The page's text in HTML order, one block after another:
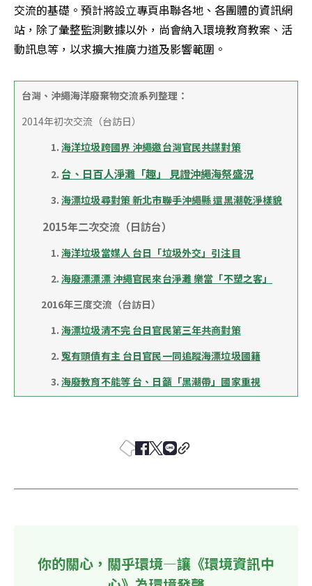
交流的基礎。預計將設立專頁串聯各地、各團體的資訊網
站，除了彙整監測數據以外，尚會納入環境教育教案、活
動訊息等，以求擴大推廣力道及影響範圍。
台灣、沖繩海洋廢棄物交流系列整理：
2014年初次交流（台訪日）
1. 海洋垃圾跨國界 沖繩邀台灣官民共謀對策
2. 台、日百人淨灘「趣」 見證沖繩海祭盛況
3. 海漂垃圾尋對策 新北市聯手沖繩縣 還黑潮乾淨樣貌
2015年二次交流（日訪台）
1. 海洋垃圾當媒人 台日「垃圾外交」引注目
2. 海廢漂漂漂 沖繩官民來台淨灘 樂當「不塑之客」
2016年三度交流（台訪日）
1. 海漂垃圾清不完 台日官民第三年共商對策
2. 冤有頭債有主 台日官民一同追蹤海漂垃圾國籍
3. 海廢教育不能等 台、日籲「黑潮帶」國家重視
你的關心，關乎環境—讓《環境資訊中